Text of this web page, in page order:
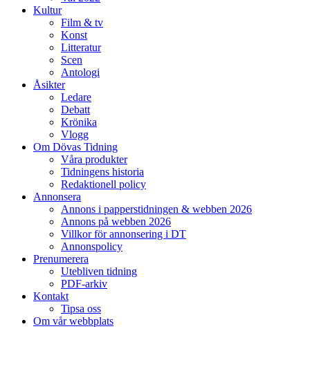
Kultur
Film & tv
Konst
Litteratur
Scen
Antologi
Åsikter
Ledare
Debatt
Krönika
Vlogg
Om Dövas Tidning
Våra produkter
Tidningens historia
Redaktionell policy
Annonsera
Annons i papperstidningen & webben 2026
Annons på webben 2026
Villkor för annonsering i DT
Annonspolicy
Prenumerera
Utebliven tidning
PDF-arkiv
Kontakt
Tipsa oss
Om vår webbplats